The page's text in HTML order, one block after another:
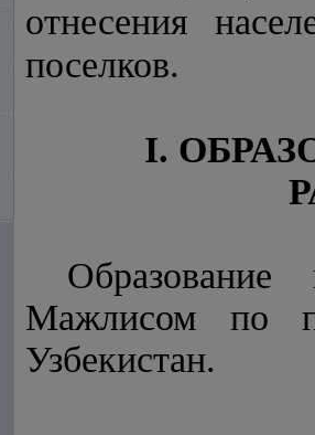
отнесения
поселков.
I.
Мажлисом по
Узбекистан.